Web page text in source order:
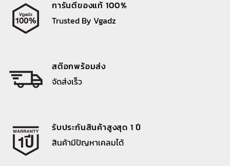
การันตีของแท้ 100%
Trusted By Vgadz
สต๊อกพร้อมส่ง
จัดส่งเร็ว
รับประกันสินค้าสูงสุด 1 ปี
สินค้ามีปัญหาเคลมได้